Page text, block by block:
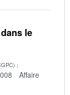
le
Affaire